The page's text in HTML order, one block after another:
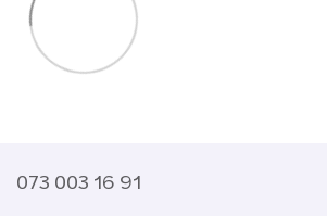
073 003 16 91